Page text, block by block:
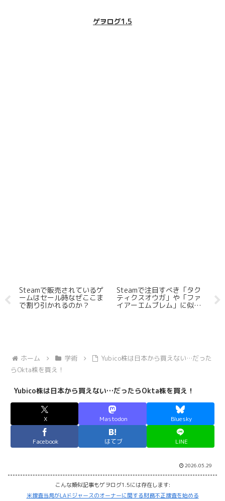
ゲヲログ1.5
Steamで販売されているゲ
ームはセール時なぜここま
で割り引かれるのか？
Steamで注目すべき「タク
ティクスオウガ」や「ファ
イアーエムブレム」に似て
野
信
ホーム 学術
Yubico株は日本から買えない…だった
らOkta株を買え！
Yubico株は日本から買えない…だったらOkta株を買え！
X Mastodon Bluesky
Facebook はてブ LINE
2026.05.29
こんな類似記事もゲヲログ1.5には存在します:
米捜査当局がLAドジャースのオーナーに関する財務不正捜査を始める